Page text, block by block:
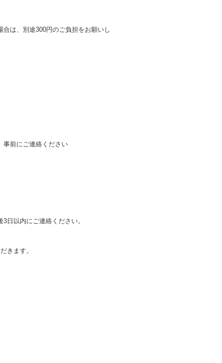
は、別途300円のご負担をお願いし
事前にご連絡ください
日以内にご連絡ください。
きます。